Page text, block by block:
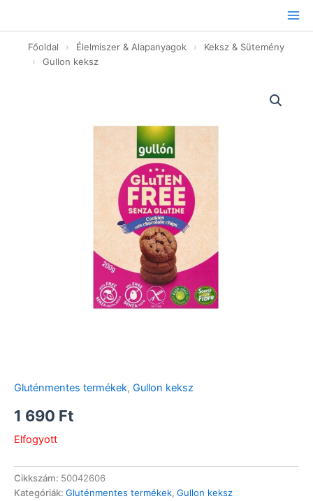
tartalomhoz
Főoldal › Élelmiszer & Alapanyagok ›
Keksz & Sütemény
›
Gullon keksz
Gluténmentes termékek, Gullon keksz
1 690 Ft
Elfogyott
Cikkszám: 50042606
Kategóriák: Gluténmentes termékek, Gullon keksz